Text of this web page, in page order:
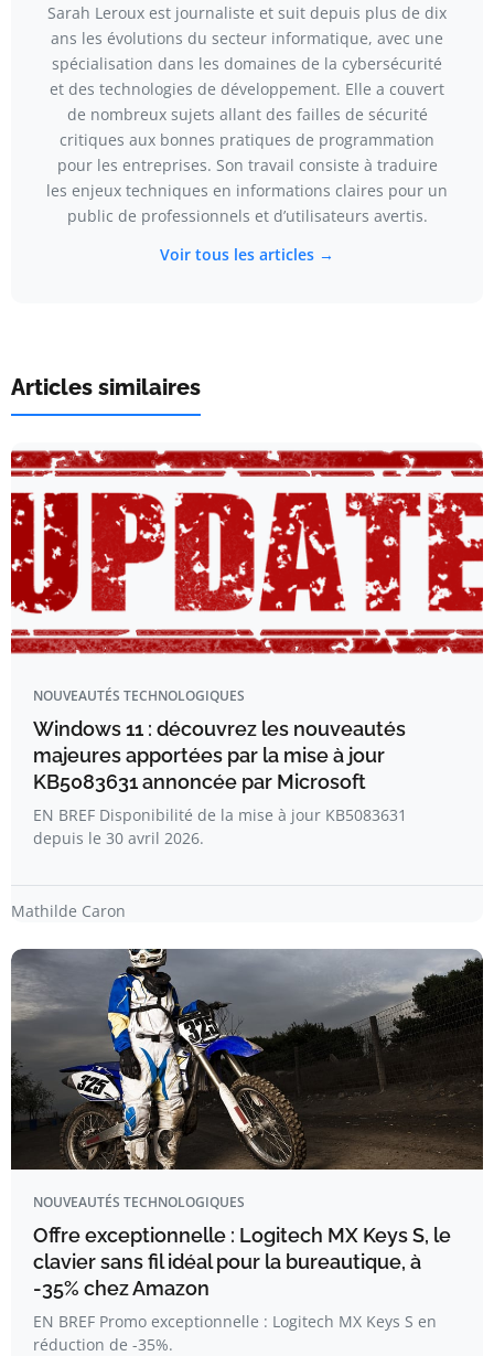
Sarah Leroux est journaliste et suit depuis plus de dix
ans les évolutions du secteur informatique, avec une
spécialisation dans les domaines de la cybersécurité
et des technologies de développement. Elle a couvert
de nombreux sujets allant des failles de sécurité
critiques aux bonnes pratiques de programmation
pour les entreprises. Son travail consiste à traduire
les enjeux techniques en informations claires pour un
public de professionnels et d’utilisateurs avertis.
Voir tous les articles →
Articles similaires
NOUVEAUTÉS TECHNOLOGIQUES
Windows 11 : découvrez les nouveautés
majeures apportées par la mise à jour
KB5083631 annoncée par Microsoft
EN BREF Disponibilité de la mise à jour KB5083631
depuis le 30 avril 2026.
Mathilde Caron
NOUVEAUTÉS TECHNOLOGIQUES
Offre exceptionnelle : Logitech MX Keys S, le
clavier sans fil idéal pour la bureautique, à
-35% chez Amazon
EN BREF Promo exceptionnelle : Logitech MX Keys S en
réduction de -35%.